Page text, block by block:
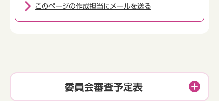
このページの作成担当にメールを送る
委員会審査予定表